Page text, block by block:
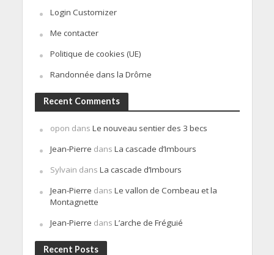
Login Customizer
Me contacter
Politique de cookies (UE)
Randonnée dans la Drôme
Recent Comments
opon dans Le nouveau sentier des 3 becs
Jean-Pierre dans La cascade d’Imbours
Sylvain dans La cascade d’Imbours
Jean-Pierre dans Le vallon de Combeau et la
Montagnette
Jean-Pierre dans L’arche de Fréguié
Recent Posts